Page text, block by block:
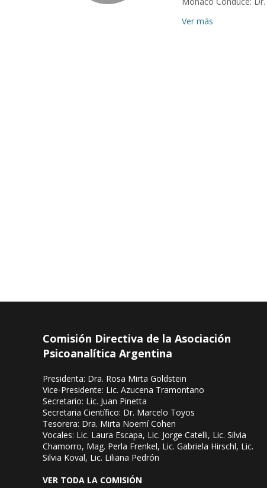
Ver más
Comisión Directiva de la Asociación
Psicoanalítica Argentina
Presidenta: Dra. Rosa Mirta Goldstein
Vice-Presidente: Lic. Azucena Tramontano
Secretario: Lic. Juan Pinetta
Secretaria Científico: Dr. Marcelo Toyos
Tesorera: Dra. Mirta Noemí Cohen
Vocales: Lic. Laura Escapa, Lic. Jorge Catelli, Lic. Silvia
Chamorro, Mag. Perla Frenkel, Lic. Gabriela Hirschl, Lic.
Silvia Koval, Lic. Liliana Pedrón
VER TODA LA COMISIÓN